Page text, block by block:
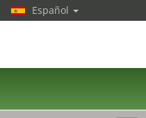
Español